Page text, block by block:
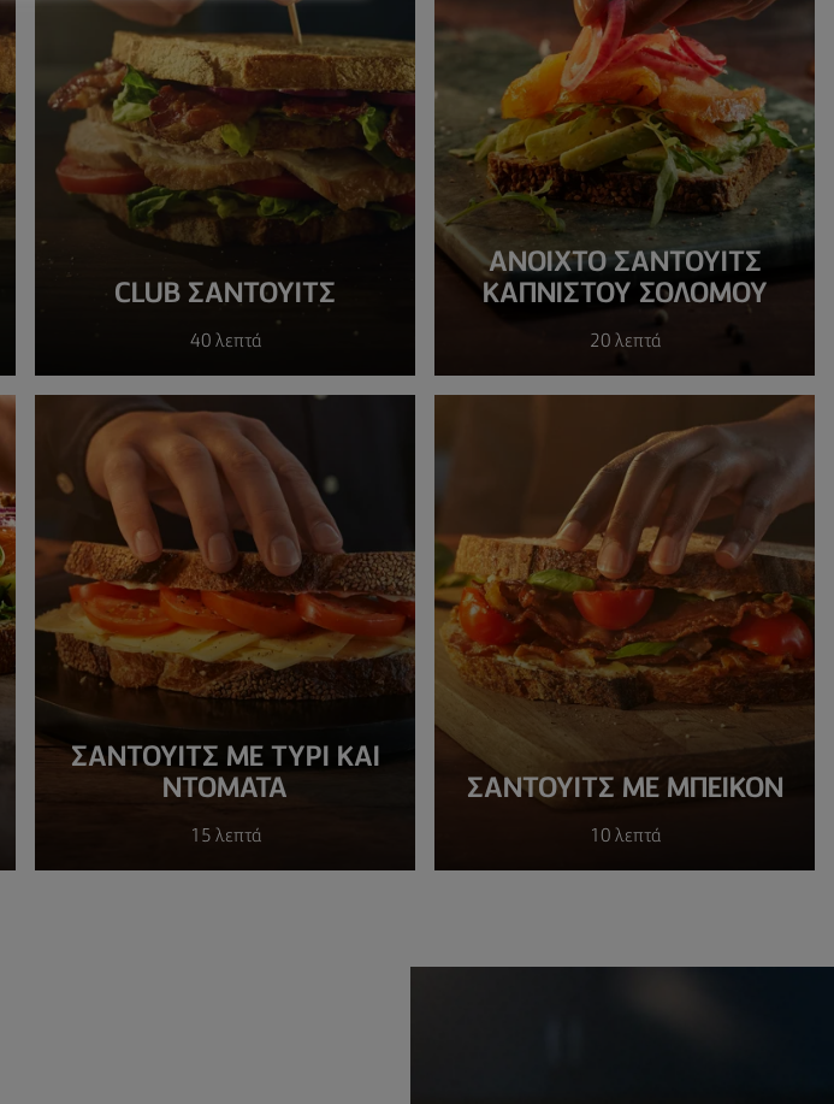
CLUB ΣΆΝΤΟΥΙΤΣ
40 λεπτά
ΑΝΟΙΧΤΌ ΣΆΝΤΟΥΙΤΣ
ΚΑΠΝΙΣΤΟΎ ΣΟΛΟΜΟΎ
20 λεπτά
ΣΑΝΤΟΥΙΤΣ ΜΕ ΤΥΡΙ ΚΑΙ
ΝΤΟΜΑΤΑ
15 λεπτά
ΣΑΝΤΟΥΙΤΣ ΜΕ ΜΠΕΙΚΟΝ
10 λεπτά